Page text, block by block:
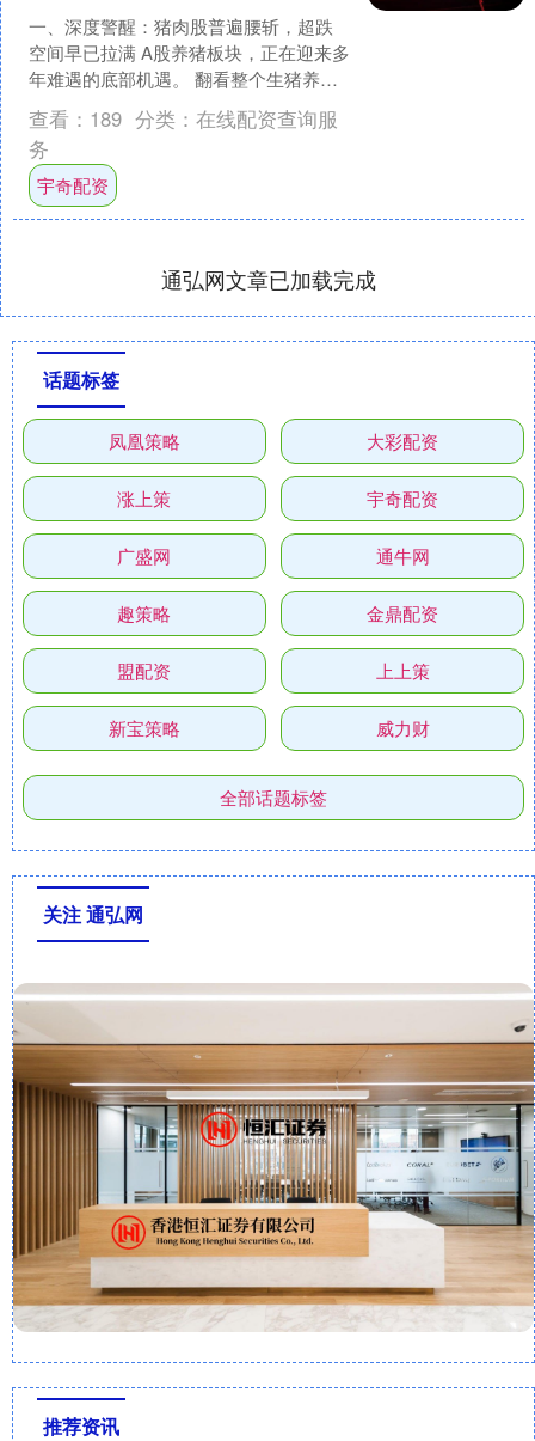
一、深度警醒：猪肉股普遍腰斩，超跌
空间早已拉满 A股养猪板块，正在迎来多
年难遇的底部机遇。 翻看整个生猪养殖
行业上市公司股价，几乎所有头部企
业，都从历史最高点出....
查看： 189 分类： 在线配资查询服
务
宇奇配资
通弘网文章已加载完成
话题标签
凤凰策略 大彩配资
涨上策 宇奇配资
广盛网 通牛网
趣策略 金鼎配资
盟配资 上上策
新宝策略 威力财
全部话题标签
关注 通弘网
推荐资讯